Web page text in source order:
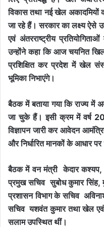
विकास तथा नई खेल अकादमियों
जा रहे हैं। सरकार का लक्ष्य ऐसे
एवं अंतरराष्ट्रीय
उन्होंने कहा कि आज चयनित
प्रशिक्षित कर प्रदेश में खेल
भूमिका निभाएंगे।
बैठक में बताया गया कि राज्य में
जा चुके हैं। इसी क्रम में वर्ष
विज्ञापन जारी कर आवेदन
और निर्धारित मानकों के आधार
बैठक में वन मंत्री केदार
प्रमुख सचिव सुबोध कुमार सिंह,
प्रशासन विभाग के सचिव
सचिव यशवंत कुमार तथा खेल
सलाम उपस्थित थीं।